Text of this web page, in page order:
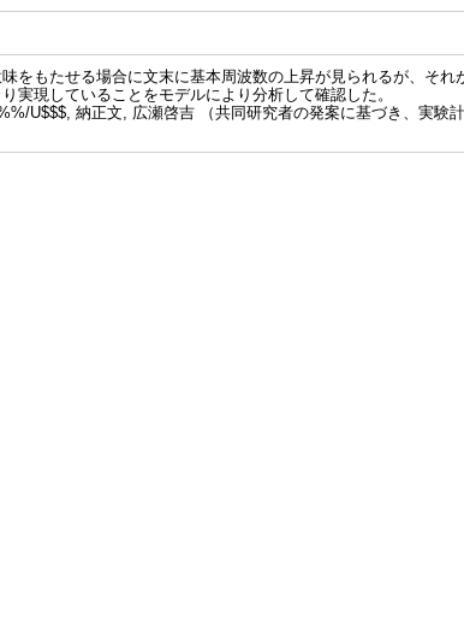
をもたせる場合に文末に基本周波数の上昇が見られるが、それ
実現していることをモデルにより分析して確認した。
U$$$, 納正文, 広瀬啓吉 （共同研究者の発案に基づき、実験